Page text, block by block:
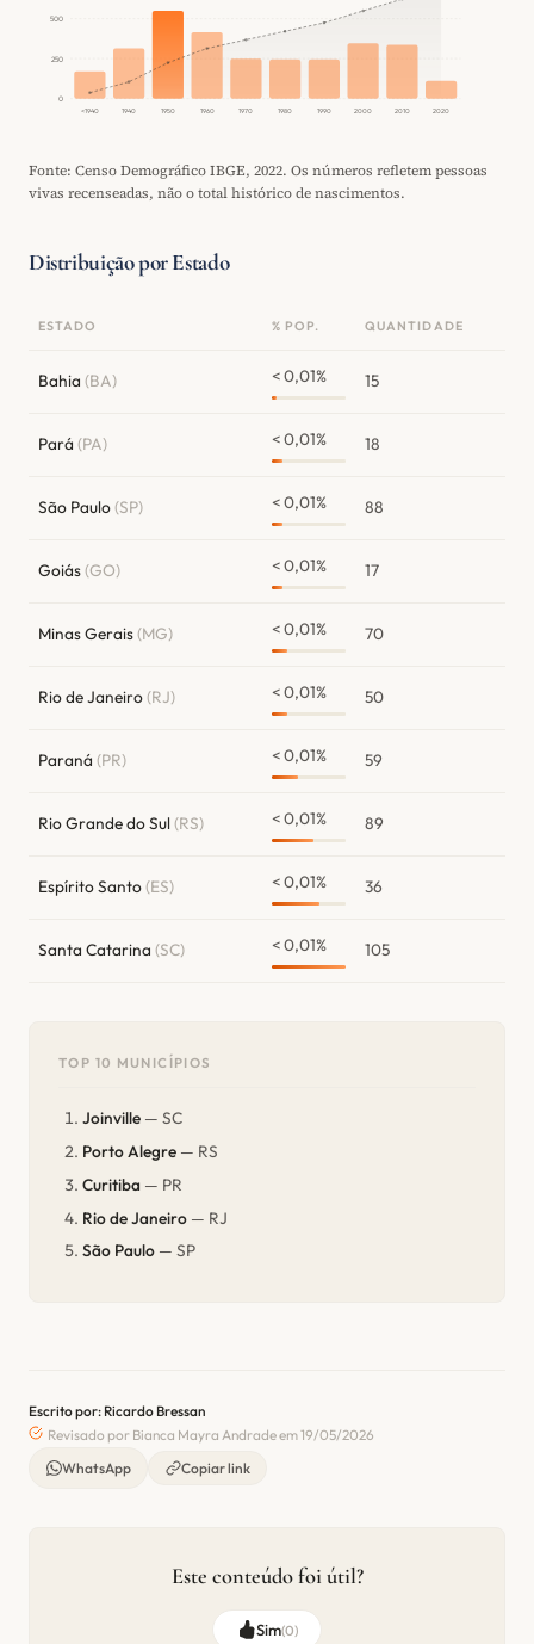
0
250
500
<1940 1940 1950 1960 1970 1980 1990 2000 2010 2020
Fonte: Censo Demográfico IBGE, 2022. Os números refletem pessoas
vivas recenseadas, não o total histórico de nascimentos.
Distribuição por Estado
ESTADO % POP. QUANTIDADE
Bahia (BA) < 0,01% 15
Pará (PA) < 0,01% 18
São Paulo(SP) < 0,01% 88
Goiás(GO) < 0,01% 17
Minas Gerais(MG) < 0,01% 70
Rio de Janeiro(RJ) < 0,01% 50
Paraná (PR) < 0,01% 59
Rio Grande do Sul(RS) < 0,01% 89
Espírito Santo(ES) < 0,01% 36
Santa Catarina (SC) < 0,01% 105
TOP 10 MUNICÍPIOS
Joinville — SC
Porto Alegre — RS
Curitiba — PR
Rio de Janeiro — RJ
São Paulo — SP
Escrito por: Ricardo Bressan
Revisado por Bianca Mayra Andrade em 19/05/2026
WhatsApp
Copiar link
Este conteúdo foi útil?
Sim(0)